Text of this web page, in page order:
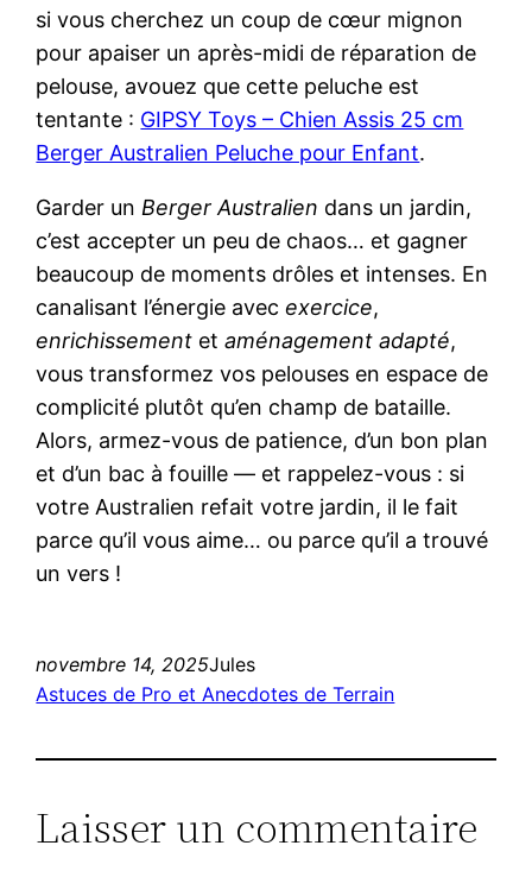
si vous cherchez un coup de cœur mignon
pour apaiser un après-midi de réparation de
pelouse, avouez que cette peluche est
tentante : GIPSY Toys – Chien Assis 25 cm
Berger Australien Peluche pour Enfant.
Garder un Berger Australien dans un jardin,
c’est accepter un peu de chaos… et gagner
beaucoup de moments drôles et intenses. En
canalisant l’énergie avecexercice,
enrichissement etaménagement adapté,
vous transformez vos pelouses en espace de
complicité plutôt qu’en champ de bataille.
Alors, armez-vous de patience, d’un bon plan
et d’un bac à fouille — et rappelez-vous : si
votre Australien refait votre jardin, il le fait
parce qu’il vous aime… ou parce qu’il a trouvé
un vers !
novembre 14, 2025Jules
Astuces de Pro et Anecdotes de Terrain
Laisser un commentaire